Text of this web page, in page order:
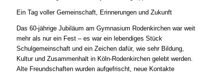
Ein Tag voller Gemeinschaft, Erinnerungen und Zukunft
Das 60-jährige Jubiläum am Gymnasium Rodenkirchen war weit
mehr als nur ein Fest – es war ein lebendiges Stück
Schulgemeinschaft und ein Zeichen dafür, wie sehr Bildung,
Kultur und Zusammenhalt in Köln-Rodenkirchen gelebt werden.
Alte Freundschaften wurden aufgefrischt, neue Kontakte